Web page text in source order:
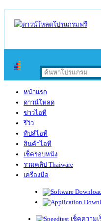
หน้าแรก
ดาวน์โหลด
ข่าวไอที
รีวิว
ทิปส์ไอที
สินค้าไอที
เช็ครอบหนัง
รวมคลิป Thaiware
เครื่องมือ
เช็คความเ